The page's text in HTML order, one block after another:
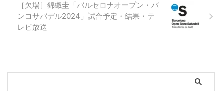
［欠場］錦織圭「バルセロナオープン・バ
ンコサバデル2024」試合予定・結果・テ
レビ放送